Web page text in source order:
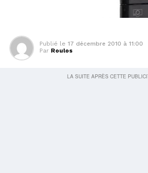
Publié le 17 décembre 2010 à 11:00
Par Roulos